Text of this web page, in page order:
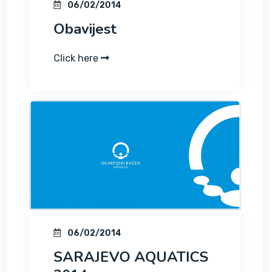
06/02/2014
Obavijest
Click here
06/02/2014
SARAJEVO AQUATICS